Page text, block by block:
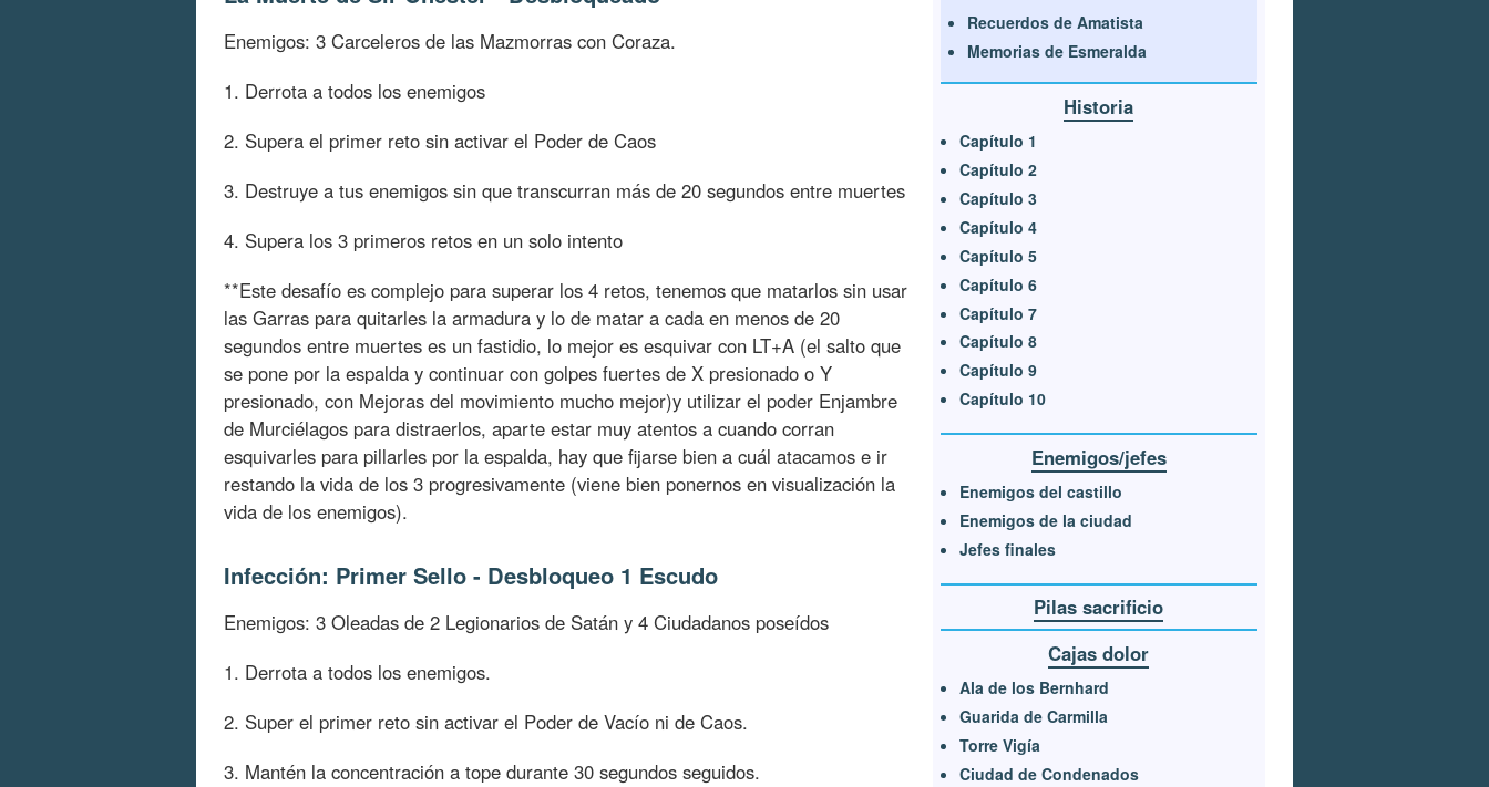
Enemigos: 3 Carceleros de las Mazmorras con Coraza.
1. Derrota a todos los enemigos
2. Supera el primer reto sin activar el Poder de Caos
3. Destruye a tus enemigos sin que transcurran más de 20 segundos entre muertes
4. Supera los 3 primeros retos en un solo intento
**Este desafío es complejo para superar los 4 retos, tenemos que matarlos sin usar
las Garras para quitarles la armadura y lo de matar a cada en menos de 20
segundos entre muertes es un fastidio, lo mejor es esquivar con LT+A (el salto que
se pone por la espalda y continuar con golpes fuertes de X presionado o Y
presionado, con Mejoras del movimiento mucho mejor)y utilizar el poder Enjambre
de Murciélagos para distraerlos, aparte estar muy atentos a cuando corran
esquivarles para pillarles por la espalda, hay que fijarse bien a cuál atacamos e ir
restando la vida de los 3 progresivamente (viene bien ponernos en visualización la
vida de los enemigos).
Infección: Primer Sello - Desbloqueo 1 Escudo
Enemigos: 3 Oleadas de 2 Legionarios de Satán y 4 Ciudadanos poseídos
1. Derrota a todos los enemigos.
2. Super el primer reto sin activar el Poder de Vacío ni de Caos.
3. Mantén la concentración a tope durante 30 segundos seguidos.
Recuerdos de Amatista
Memorias de Esmeralda
Historia
Capítulo 1
Capítulo 2
Capítulo 3
Capítulo 4
Capítulo 5
Capítulo 6
Capítulo 7
Capítulo 8
Capítulo 9
Capítulo 10
Enemigos/jefes
Enemigos del castillo
Enemigos de la ciudad
Jefes finales
Pilas sacrificio
Cajas dolor
Ala de los Bernhard
Guarida de Carmilla
Torre Vigía
Ciudad de Condenados